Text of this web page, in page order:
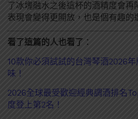
了冰塊融水之後這杯的酒精度會再
表現會變得更開放，也是個有趣的
看了這篇的人也看了 ：
10款你必須試試的台灣琴酒2026
味！
2026全球最受歡迎經典調酒排名
度登上第2名！